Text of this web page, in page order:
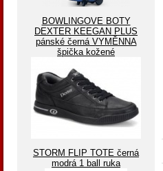
BOWLINGOVE BOTY
DEXTER KEEGAN PLUS
pánské černá VYMĚNNA
špička kožené
STORM FLIP TOTE černá
modrá 1 ball ruka